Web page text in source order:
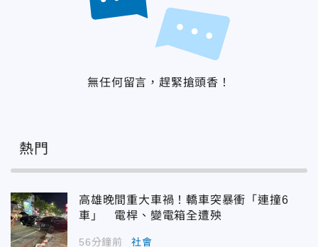
無任何留言，趕緊搶頭香！
熱門
高雄晚間重大車禍！轎車突暴衝「連撞6
車」 電桿、變電箱全遭殃
56分鐘前 社會